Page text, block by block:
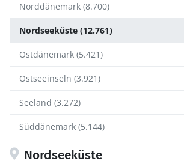
Norddänemark (8.700)
Nordseeküste (12.761)
Ostdänemark (5.421)
Ostseeinseln (3.921)
Seeland (3.272)
Süddänemark (5.144)
Nordseeküste